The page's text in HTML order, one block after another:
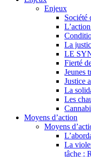
Enjeux
Société
La
LE
Fierté
Jeunes
Justice
La
Les
Moyens d’action
Moyens
La
tâche :